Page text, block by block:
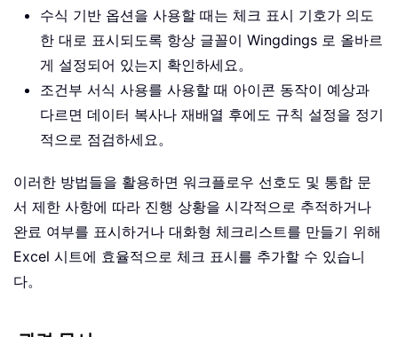
수식 기반 옵션을 사용할 때는 체크 표시 기호가 의도
한 대로 표시되도록 항상 글꼴이 Wingdings 로 올바르
게 설정되어 있는지 확인하세요。
조건부 서식 사용를 사용할 때 아이콘 동작이 예상과
다르면 데이터 복사나 재배열 후에도 규칙 설정을 정기
적으로 점검하세요。
이러한 방법들을 활용하면 워크플로우 선호도 및 통합 문
서 제한 사항에 따라 진행 상황을 시각적으로 추적하거나
완료 여부를 표시하거나 대화형 체크리스트를 만들기 위해
Excel 시트에 효율적으로 체크 표시를 추가할 수 있습니
다。